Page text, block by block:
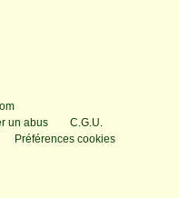
un abus
C.G.U.
Préférences cookies